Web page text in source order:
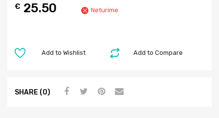
€ 25.50 Neturime
Add to Compare
Add to Wishlist
SHARE (0)